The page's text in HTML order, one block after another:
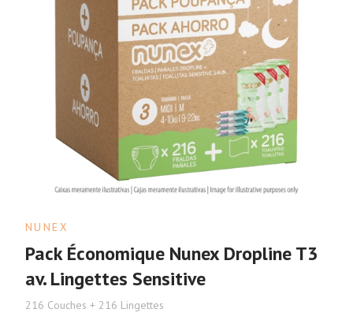
NUNEX
Pack Économique Nunex Dropline T3
av. Lingettes Sensitive
216 Couches + 216 Lingettes